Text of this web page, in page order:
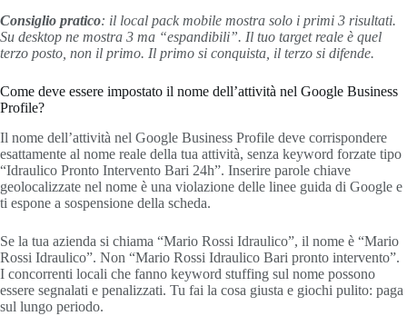
Consiglio pratico: il local pack mobile mostra solo i primi 3 risultati.
Su desktop ne mostra 3 ma “espandibili”. Il tuo target reale è quel
terzo posto, non il primo. Il primo si conquista, il terzo si difende.
Come deve essere impostato il nome dell’attività nel Google Business
Profile?
Il nome dell’attività nel Google Business Profile deve corrispondere
esattamente al nome reale della tua attività, senza keyword forzate tipo
“Idraulico Pronto Intervento Bari 24h”. Inserire parole chiave
geolocalizzate nel nome è una violazione delle linee guida di Google e
ti espone a sospensione della scheda.
Se la tua azienda si chiama “Mario Rossi Idraulico”, il nome è “Mario
Rossi Idraulico”. Non “Mario Rossi Idraulico Bari pronto intervento”.
I concorrenti locali che fanno keyword stuffing sul nome possono
essere segnalati e penalizzati. Tu fai la cosa giusta e giochi pulito: paga
sul lungo periodo.